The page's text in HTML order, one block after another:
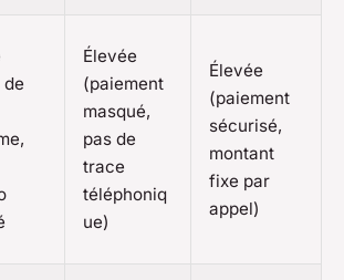
de
Élevée
(paiement
masqué,
pas de
trace
téléphoniq
ue)
Élevée
(paiement
sécurisé,
montant
fixe par
appel)